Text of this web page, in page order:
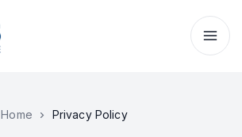
Home Privacy Policy